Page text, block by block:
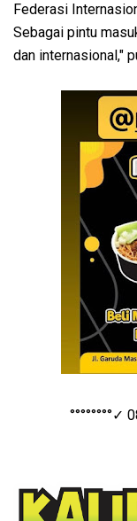
Federasi
Sebagai pintu
dan internasional,"
°°°°°°°°✓